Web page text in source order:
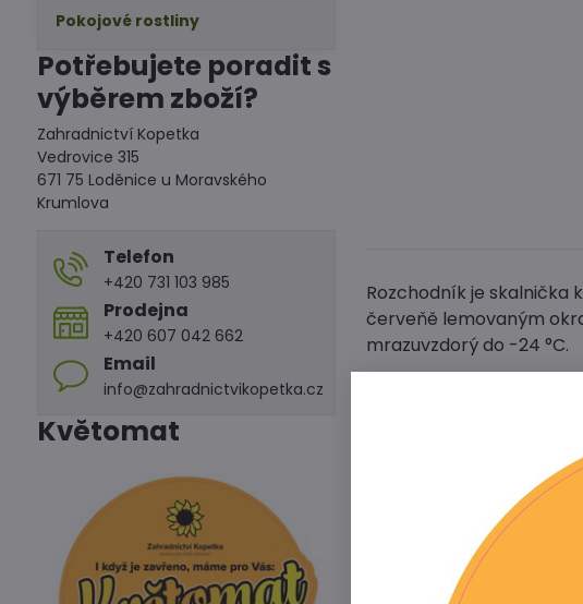
Rozchodník je skalnička
červeňě lemovaným
mrazuvzdorý do -24 °C.
Pokojové rostliny
Potřebujete poradit s
výběrem zboží?
Zahradnictví Kopetka
Vedrovice 315
671 75 Loděnice u Moravského
Krumlova
Telefon
+420 731 103 985
Prodejna
+420 607 042 662
Email
info@zahradnictvikopetka.cz
Květomat